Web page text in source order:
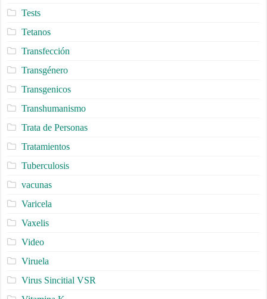
Tests
Tetanos
Transfección
Transgénero
Transgenicos
Transhumanismo
Trata de Personas
Tratamientos
Tuberculosis
vacunas
Varicela
Vaxelis
Video
Viruela
Virus Sincitial VSR